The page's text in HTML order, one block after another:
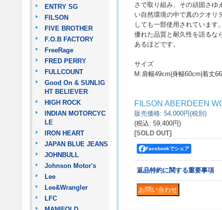
ENTRY SG
FILSON
FIVE BROTHER
F.O.B FACTORY
FreeRage
FRED PERRY
FULLCOUNT
Good On & SUNLIG
HT BELIEVER
HIGH ROCK
INDIAN MOTORCYC
LE
IRON HEART
JAPAN BLUE JEANS
JOHNBULL
Johnson Motor's
Lee
Lee&Wrangler
LFC
さで取り組み、その頑固さゆ
い自然環境の中で真のクオリ
しても一部使用されています
優れた品質と耐久性を語るな
あるほどです。
サイズ
M:肩幅49cm|身幅60cm|着丈
FILSON ABERDEEN
販売価格: 54,000円(税別)
(税込: 59,400円)
[SOLD OUT]
Facebookでシェア
返品特約に関する重要事項